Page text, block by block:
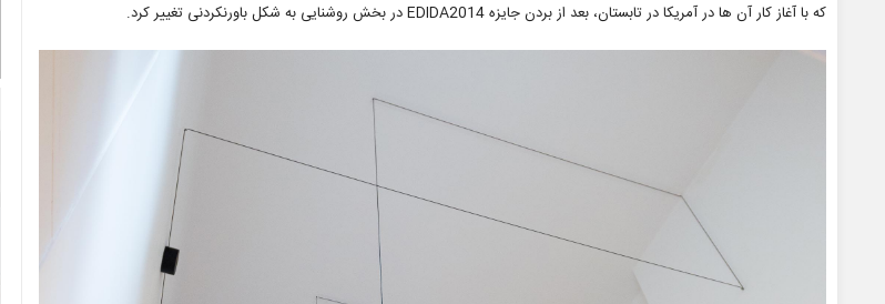
که با آغاز کار آن ها در آمریکا در تابستان، بعد از بردن جایزه EDIDA2014 در بخش روشنایی به شکل باورنکردنی تغییر کرد.